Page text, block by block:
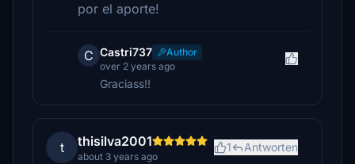
por el aporte!
C Castri737
Author
over 2 years ago
Graciass!!
t thisilva2001
about 3 years ago
1 Antworten